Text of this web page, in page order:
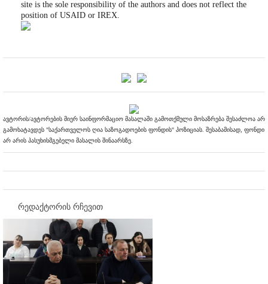
site is the sole responsibility of the authors and does not reflect the
position of USAID or IREX.
ავტორის/ავტორების მიერ საინფორმაციო მასალაში გამოთქმული მოსაზრება შესაძლოა არ
გამოხატავდეს "საქართველოს ღია საზოგადოების ფონდის" პოზიციას. შესაბამისად, ფონდი
არ არის პასუხისმგებელი მასალის შინაარსზე.
რედაქტორის რჩევით